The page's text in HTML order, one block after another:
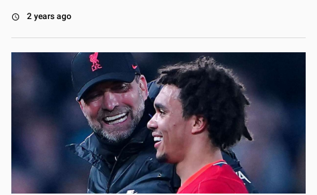
access_time 2 years ago